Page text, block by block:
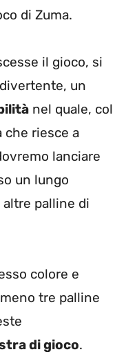
di Zuma.
il gioco, si
un
nel quale, col
che riesce a
lanciare
un lungo
palline di
colore e
tre palline
di gioco.